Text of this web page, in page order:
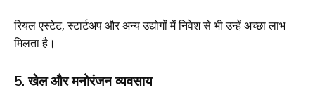
रियल एस्टेट, स्टार्टअप और अन्य उद्योगों में निवेश से भी उन्हें अच्छा लाभ
मिलता है।
5. खेल और मनोरंजन व्यवसाय